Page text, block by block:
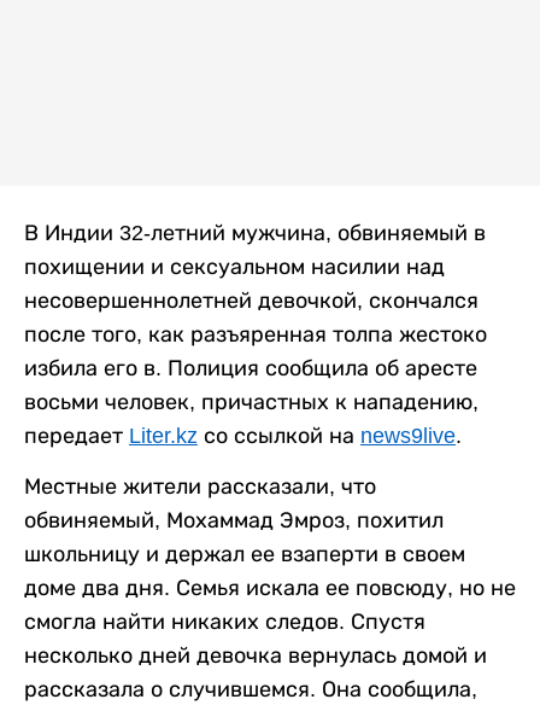
В Индии 32-летний мужчина, обвиняемый в
похищении и сексуальном насилии над
несовершеннолетней девочкой, скончался
после того, как разъяренная толпа жестоко
избила его в. Полиция сообщила об аресте
восьми человек, причастных к нападению,
передает Liter.kz со ссылкой на news9live.
Местные жители рассказали, что
обвиняемый, Мохаммад Эмроз, похитил
школьницу и держал ее взаперти в своем
доме два дня. Семья искала ее повсюду, но не
смогла найти никаких следов. Спустя
несколько дней девочка вернулась домой и
рассказала о случившемся. Она сообщила,